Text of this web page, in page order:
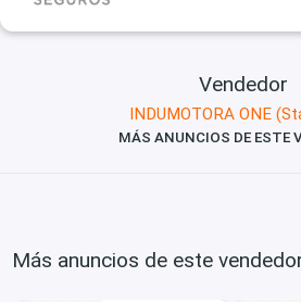
Vendedor
INDUMOTORA ONE
MÁS ANUNCIOS DE ESTE
Más anuncios de este